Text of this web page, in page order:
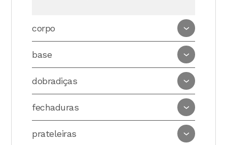
corpo
base
dobradiças
fechaduras
prateleiras